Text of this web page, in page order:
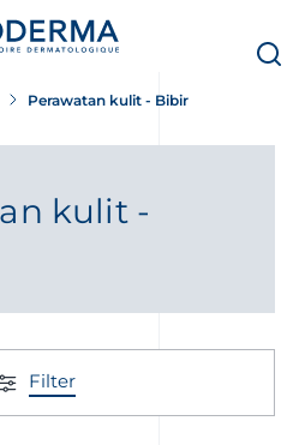
Perawatan kulit - Bibir
kulit -
Filter